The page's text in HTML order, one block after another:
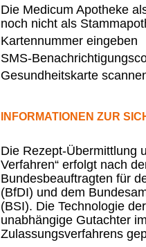
Die Medicum Apotheke
noch nicht als
Kartennummer eingeben
SMS-
Gesundheitskarte
INFORMATIONEN ZUR
Die Rezept-Übermittlung
Verfahren“ erfolgt nach
Bundesbeauftragten für
(BfDI) und dem
(BSI). Die Technologie
unabhängige Gutachter
Zulassungsverfahrens